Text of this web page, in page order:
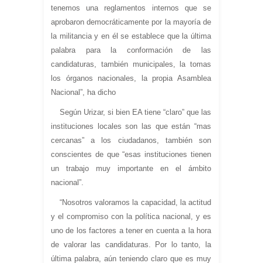
tenemos una reglamentos internos que se
aprobaron democráticamente por la mayoría de
la militancia y en él se establece que la última
palabra para la conformación de las
candidaturas, también municipales, la tomas
los órganos nacionales, la propia Asamblea
Nacional”, ha dicho
Según Urizar, si bien EA tiene “claro” que las
instituciones locales son las que están “mas
cercanas” a los ciudadanos, también son
conscientes de que “esas instituciones tienen
un trabajo muy importante en el ámbito
nacional”.
“Nosotros valoramos la capacidad, la actitud
y el compromiso con la política nacional, y es
uno de los factores a tener en cuenta a la hora
de valorar las candidaturas. Por lo tanto, la
última palabra, aún teniendo claro que es muy